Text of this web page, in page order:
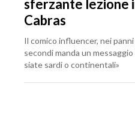
sferzante lezione
Cabras
Il comico influencer, nei
secondi manda un
siate sardi o continentali»